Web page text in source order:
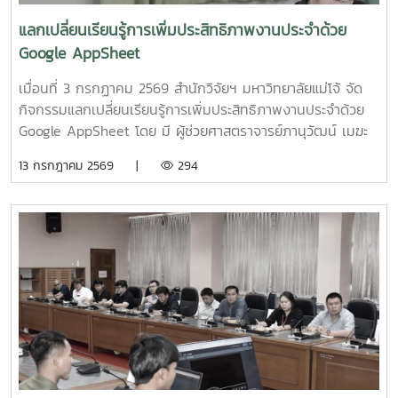
ศาสตราจารย์ ดร.ดวงพร อมรเลิศพิศาล หัวหน้า
โครงการ6.โครงการ "เทคโนโลยีการอุ่นน้ำในระบบเพาะฟักพันธุ์
ปลาด้วยระบบผลิตน้ำร้อนและไฟฟ้าพลังงานแสงอาทิตย์ร่วมกับ
ปั๊มความร้อนอัจฉริยะเพื่อเพิ่มศักยภาพการผลิตพันธุ์ปลาเชิง
พาณิชย์" โดย ผู้ช่วยศาสตราจารย์ ดร.สราวุธ พลวงษ์ศรี หัวหน้า
โครงการ
แลกเปลี่ยนเรียนรู้การเพิ่มประสิทธิภาพงานประจำด้วย
Google AppSheet
เมื่อนที่ 3 กรกฏาคม 2569 สำนักวิจัยฯ มหาวิทยาลัยแม่โจ้ จัด
กิจกรรมแลกเปลี่ยนเรียนรู้การเพิ่มประสิทธิภาพงานประจำด้วย
Google AppSheet โดย มี ผู้ช่วยศาสตราจารย์ภานุวัฒน์ เมฆะ
พร้อมทั้งเป็นวิทยากร และแลกเปลี่ยนเรียนรู้การจัดทำหนังสือ
งานวิจัย และบริการวิชาการ โดยมี นายสมยศ มีสุข ผู้อำนวย
การกองบริหารงานวิจัย นางสุรีย์พร กิตติพิทยาพงศ์ หัวหน้างาน
บริหารและธุรการ และ นางสาวเกศณี จิตรัตน์ รักษาการใน
ตำแหน่งหัวหน้างานคลังและพัสดุ เป็นวิทยากร เพื่อให้บุคลากร
สามารถนำไปประยุกต์ใช้ในการปฏิบัติงานได้อย่างมีประสิทธิภาพ
และถูกต้องตามระเบียบ โดยมี ผู้บริหาร และบุคลากรสำนักวิจัยฯ
เข้าร่วมกิจกรรมดังกล่าวอย่างพร้อมเพรียง ณ ห้องประชุม 304
ชั้น 3 อาคารเฉลิมพระเกียรติสมเด็จพระเทพรัตนราชสุดา
มหาวิทยาลัยแม่โจ้
13 กรกฎาคม 2569 | 294